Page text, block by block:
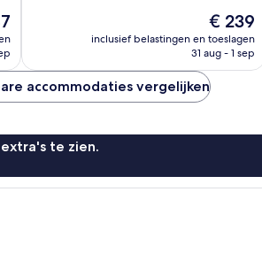
beoordelingen
De
prijs
is
€ 239
inclusief belastingen en toeslagen
31 aug - 1 sep
accommodaties vergelijken
te zien.